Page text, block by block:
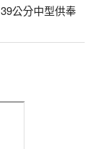
公分中型供奉